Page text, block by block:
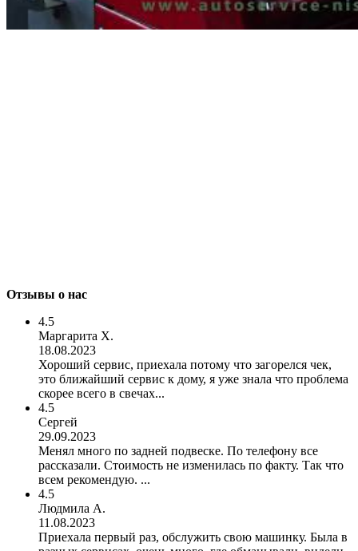
Отзывы о нас
4.5
Маргарита Х.
18.08.2023
Хороший сервис, приехала потому что загорелся чек,
это ближайший сервис к дому, я уже знала что проблема
скорее всего в свечах...
4.5
Сергей
29.09.2023
Менял много по задней подвеске. По телефону все
рассказали. Стоимость не изменилась по факту. Так что
всем рекомендую. ...
4.5
Людмила А.
11.08.2023
Приехала первый раз, обслужить свою машинку. Была в